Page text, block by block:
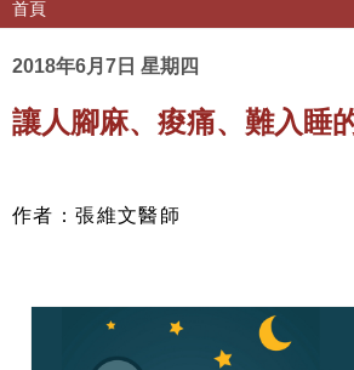
2018年6月7日 星期四
讓人腳麻、痠痛、難入睡
作者：張維文醫師